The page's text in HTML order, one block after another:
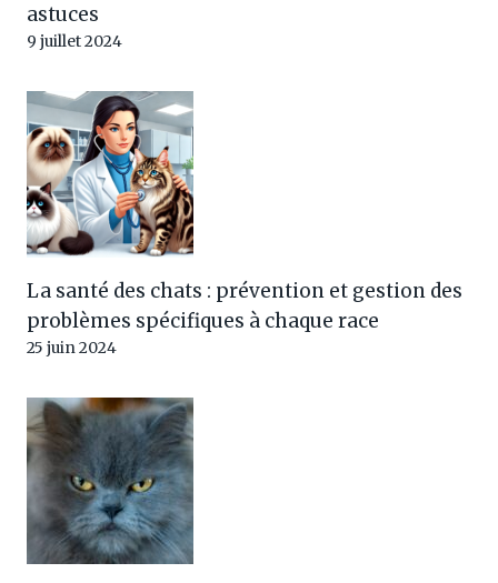
astuces
9 juillet 2024
La santé des chats : prévention et gestion des
problèmes spécifiques à chaque race
25 juin 2024